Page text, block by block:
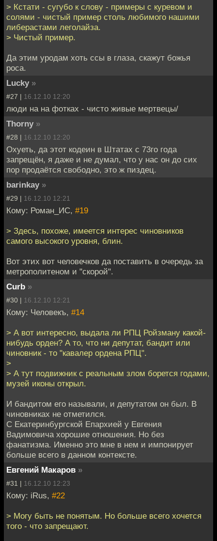
> Кстати - сугубо к слову - примеры с куревом и
солями - чистый пример столь любимого нашими
либерастами леголайза.
> Чистый пример.
Да этим уродам хоть ссы в глаза, скажут божья
роса.
Lucky »
#27 | 16.12.10 12:20
люди на на фотках - чисто живые мертвецы/
Thorny »
#28 | 16.12.10 12:20
Охуеть, да этот кодеин в Штатах с 73го года
запрещён, я даже и не думал, что у нас он до сих
пор продаётся свободно, это ж пиздец.
barinkay »
#29 | 16.12.10 12:21
Кому: Роман_ИС, #19
> Здесь, похоже, имеется интерес чиновников
самого высокого уровня, блин.
Вот этих вот человечков да поставить в очередь за
метрополитеном и "скорой".
Curb »
#30 | 16.12.10 12:21
Кому: Человекъ, #14
> А вот интересно, выдала ли РПЦ Ройзману какой-
нибудь орден? А то, что ни депутат, бандит или
чиновник - то "кавалер ордена РПЦ".
>
> А тут подвижник с реальным злом борется годами,
музей иконы открыл.
И бандитом его называли, и депутатом он был. В
чиновниках не отметился.
С Екатеринбургской Епархией у Евгения
Вадимовича хорошие отношения. Но без
фанатизма. Именно это мне в нем и импонирует
больше всего в данном контексте.
Евгений Макаров »
#31 | 16.12.10 12:23
Кому: iRus, #22
> Могу быть не понятым. Но больше всего хочется
того - что запрещают.